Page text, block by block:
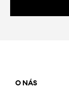
O NÁS